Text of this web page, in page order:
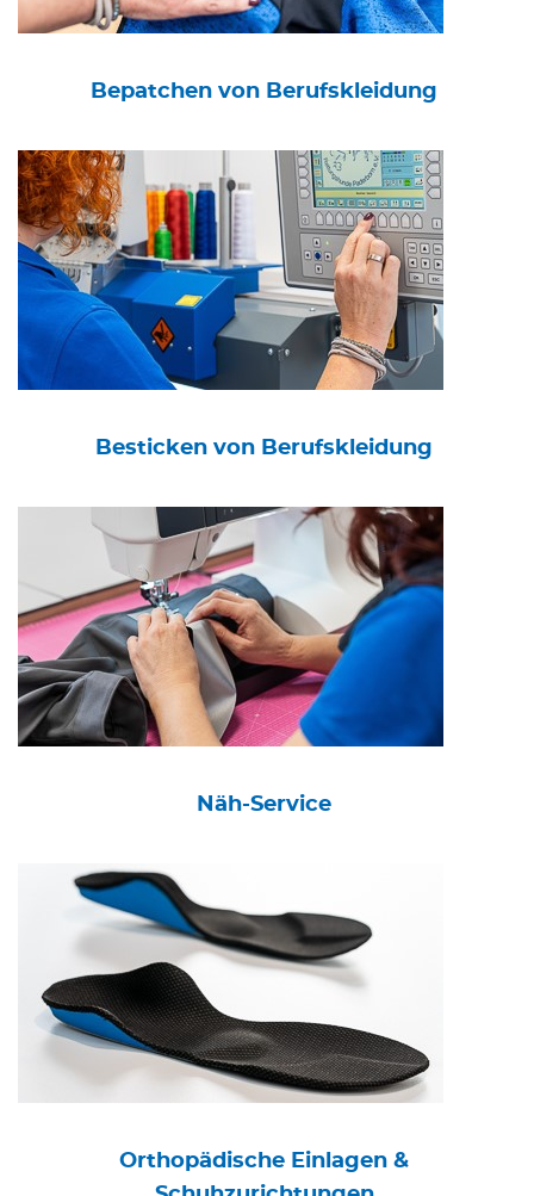
Bepatchen von Berufskleidung
Besticken von Berufskleidung
Näh-Service
Orthopädische Einlagen &